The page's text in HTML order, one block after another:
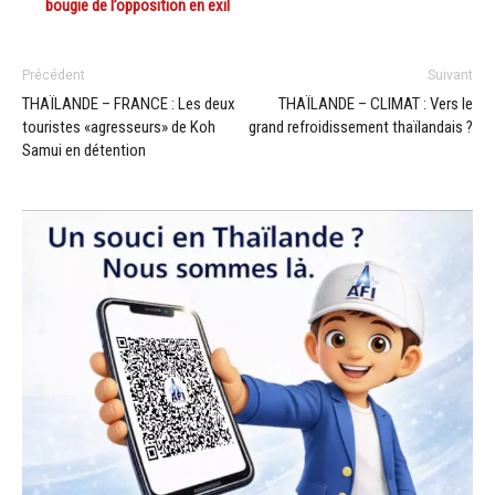
bougie de l’opposition en exil
Précédent
THAÏLANDE – FRANCE : Les deux
touristes «agresseurs» de Koh
Samui en détention
Suivant
THAÏLANDE – CLIMAT : Vers le
grand refroidissement thaïlandais ?